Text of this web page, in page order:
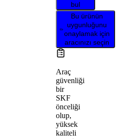
bul
Bu ürünün
uygunluğunu
onaylamak için
aracınızı seçin
Araç
güvenliği
bir
SKF
önceliği
olup,
yüksek
kaliteli